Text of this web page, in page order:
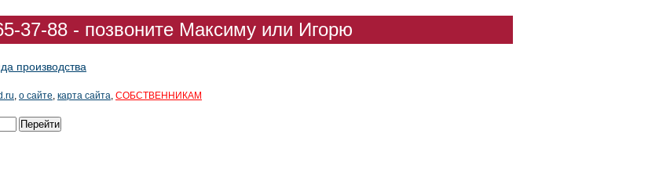
37-88 - позвоните Максиму или Игорю
производства
, о сайте, карта сайта, СОБСТВЕННИКАМ